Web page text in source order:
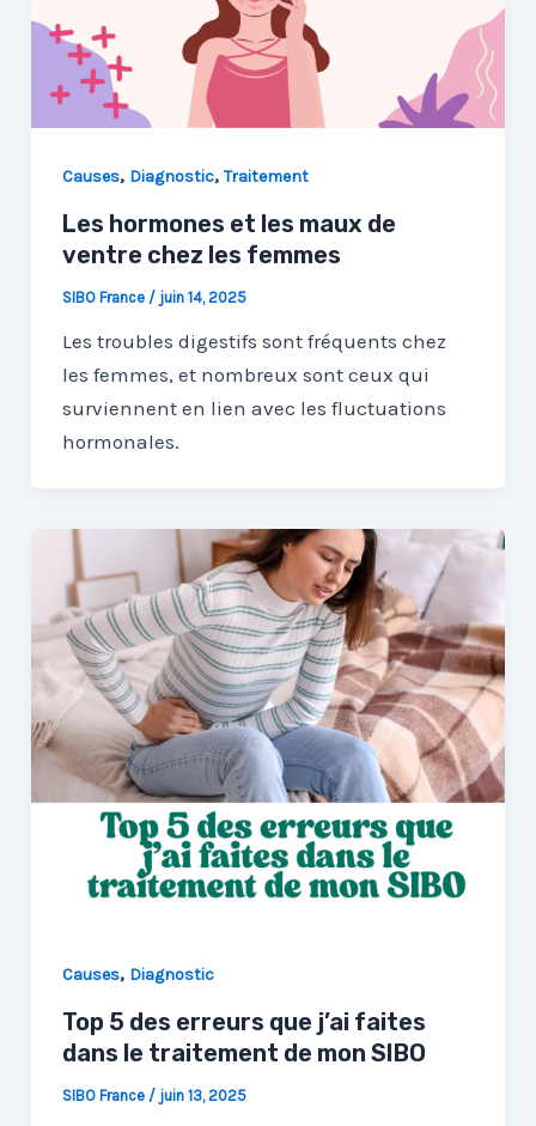
Causes, Diagnostic, Traitement
Les hormones et les maux de
ventre chez les femmes
SIBO France / juin 14, 2025
Les troubles digestifs sont fréquents chez
les femmes, et nombreux sont ceux qui
surviennent en lien avec les fluctuations
hormonales.
Causes, Diagnostic
Top 5 des erreurs que j’ai faites
dans le traitement de mon SIBO
SIBO France / juin 13, 2025